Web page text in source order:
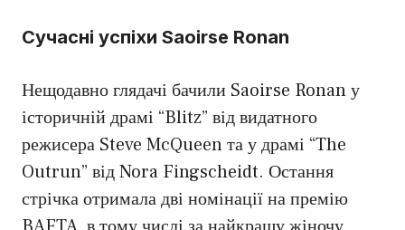
Сучасні успіхи Saoirse Ronan
Нещодавно глядачі бачили Saoirse Ronan у
історичній драмі “Blitz” від видатного
режисера Steve McQueen та у драмі “The
Outrun” від Nora Fingscheidt. Остання
стрічка отримала дві номінації на премію